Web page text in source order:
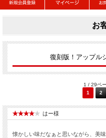
お
復刻版！アップル
1 / 29ペ
1
2
はー様
懐かしい味だなぁと思いながら、美味